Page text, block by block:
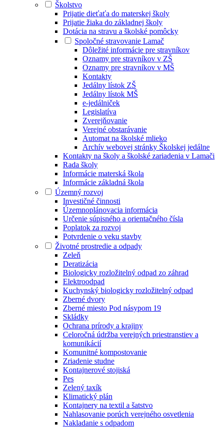
Školstvo
Prijatie dieťaťa do materskej školy
Prijatie žiaka do základnej školy
Dotácia na stravu a školské pomôcky
Spoločné stravovanie Lamač
Dôležité informácie pre stravníkov
Oznamy pre stravníkov v ZŠ
Oznamy pre stravníkov v MŠ
Kontakty
Jedálny lístok ZŠ
Jedálny lístok MŠ
e-jedálniček
Legislatíva
Zverejňovanie
Verejné obstarávanie
Automat na školské mlieko
Archív webovej stránky Školskej jedálne
Kontakty na školy a školské zariadenia v Lamači
Rada školy
Informácie materská škola
Informácie základná škola
Územný rozvoj
Investičné činnosti
Územnoplánovacia informácia
Určenie súpisného a orientačného čísla
Poplatok za rozvoj
Potvrdenie o veku stavby
Životné prostredie a odpady
Zeleň
Deratizácia
Biologicky rozložitelný odpad zo záhrad
Elektroodpad
Kuchynský biologicky rozložitelný odpad
Zberné dvory
Zberné miesto Pod násypom 19
Skládky
Ochrana prírody a krajiny
Celoročná údržba verejných priestranstiev a
komunikácií
Komunitné kompostovanie
Zriadenie studne
Kontajnerové stojiská
Pes
Zelený taxík
Klimatický plán
Kontajnery na textil a šatstvo
Nahlasovanie porúch verejného osvetlenia
Nakladanie s odpadom